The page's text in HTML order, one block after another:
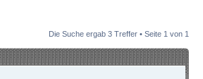
Die Suche ergab 3 Treffer • Seite 1 von 1